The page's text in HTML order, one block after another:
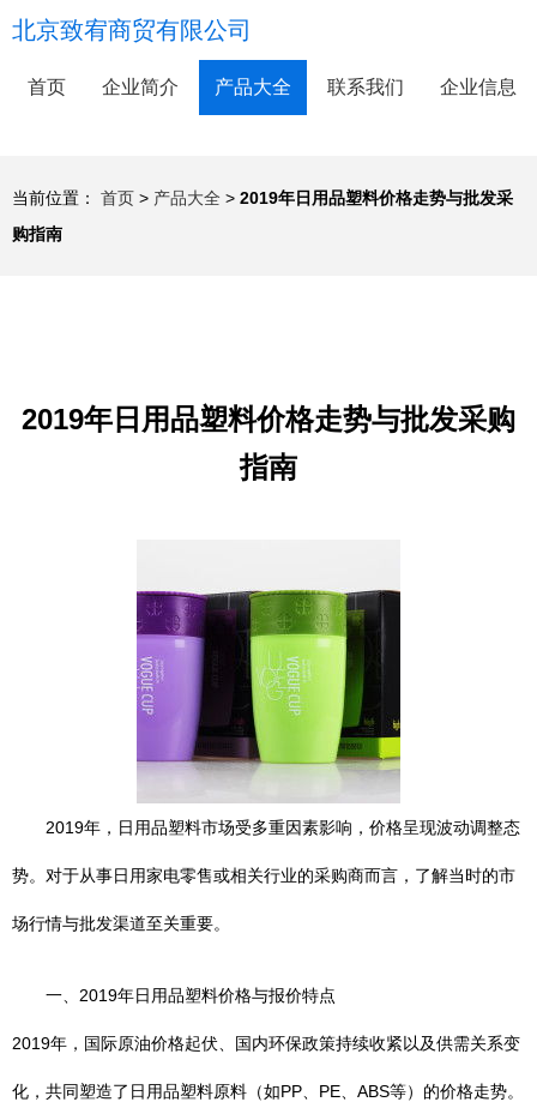
北京致宥商贸有限公司
首页 企业简介 产品大全 联系我们 企业信息
当前位置： 首页 > 产品大全 > 2019年日用品塑料价格走势与批发采
购指南
2019年日用品塑料价格走势与批发采购
指南
2019年，日用品塑料市场受多重因素影响，价格呈现波动调整态
势。对于从事日用家电零售或相关行业的采购商而言，了解当时的市
场行情与批发渠道至关重要。
一、2019年日用品塑料价格与报价特点
2019年，国际原油价格起伏、国内环保政策持续收紧以及供需关系变
化，共同塑造了日用品塑料原料（如PP、PE、ABS等）的价格走势。